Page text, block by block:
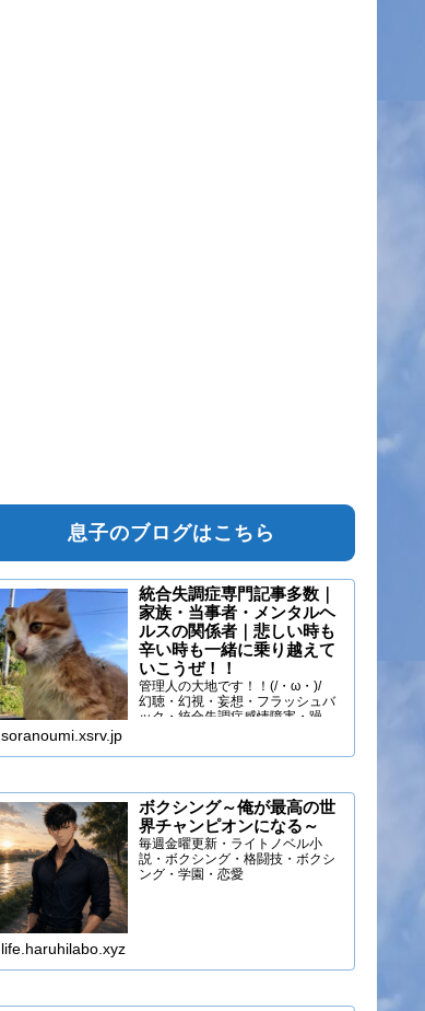
息子のブログはこちら
統合失調症専門記事多数｜
家族・当事者・メンタルヘ
ルスの関係者｜悲しい時も
辛い時も一緒に乗り越えて
いこうぜ！！
管理人の大地です！！(/・ω・)/
幻聴・幻視・妄想・フラッシュバ
ック・統合失調症感情障害・躁う
soranoumi.xsrv.jp
ボクシング～俺が最高の世
界チャンピオンになる～
毎週金曜更新・ライトノベル小
説・ボクシング・格闘技・ボクシ
ング・学園・恋愛
life.haruhilabo.xyz